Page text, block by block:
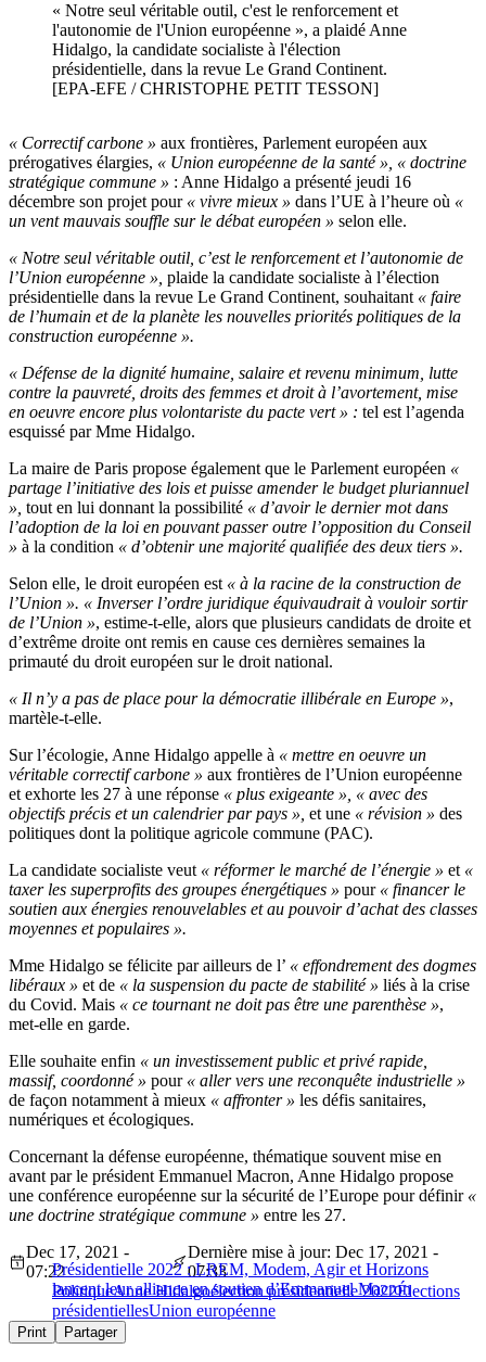
« Notre seul véritable outil, c'est le renforcement et
l'autonomie de l'Union européenne », a plaidé Anne
Hidalgo, la candidate socialiste à l'élection
présidentielle, dans la revue Le Grand Continent.
[EPA-EFE / CHRISTOPHE PETIT TESSON]
« Correctif carbone » aux frontières, Parlement européen aux
prérogatives élargies, « Union européenne de la santé », « doctrine
stratégique commune » : Anne Hidalgo a présenté jeudi 16
décembre son projet pour« vivre mieux » dans l’UE à l’heure où «
un vent mauvais souffle sur le débat européen » selon elle.
« Notre seul véritable outil, c’est le renforcement et l’autonomie de
l’Union européenne », plaide la candidate socialiste à l’élection
présidentielle dans la revue Le Grand Continent, souhaitant « faire
de l’humain et de la planète les nouvelles priorités politiques de la
construction européenne ».
« Défense de la dignité humaine, salaire et revenu minimum, lutte
contre la pauvreté, droits des femmes et droit à l’avortement, mise
en oeuvre encore plus volontariste du pacte vert » : tel est l’agenda
esquissé par Mme Hidalgo.
La maire de Paris propose également que le Parlement européen «
partage l’initiative des lois et puisse amender le budget pluriannuel
», tout en lui donnant la possibilité « d’avoir le dernier mot dans
l’adoption de la loi en pouvant passer outre l’opposition du Conseil
» à la condition « d’obtenir une majorité qualifiée des deux tiers ».
Selon elle, le droit européen est « à la racine de la construction de
l’Union ». « Inverser l’ordre juridique équivaudrait à vouloir sortir
de l’Union », estime-t-elle, alors que plusieurs candidats de droite et
d’extrême droite ont remis en cause ces dernières semaines la
primauté du droit européen sur le droit national.
« Il n’y a pas de place pour la démocratie illibérale en Europe »,
martèle-t-elle.
Sur l’écologie, Anne Hidalgo appelle à « mettre en oeuvre un
véritable correctif carbone » aux frontières de l’Union européenne
et exhorte les 27 à une réponse « plus exigeante », « avec des
objectifs précis et un calendrier par pays », et une « révision » des
politiques dont la politique agricole commune (PAC).
La candidate socialiste veut « réformer le marché de l’énergie » et «
taxer les superprofits des groupes énergétiques » pour « financer le
soutien aux énergies renouvelables et au pouvoir d’achat des classes
moyennes et populaires ».
Mme Hidalgo se félicite par ailleurs de l’ « effondrement des dogmes
libéraux » et de « la suspension du pacte de stabilité » liés à la crise
du Covid. Mais « ce tournant ne doit pas être une parenthèse »,
met-elle en garde.
Elle souhaite enfin « un investissement public et privé rapide,
massif, coordonné » pour « aller vers une reconquête industrielle »
de façon notamment à mieux « affronter » les défis sanitaires,
numériques et écologiques.
Concernant la défense européenne, thématique souvent mise en
avant par le président Emmanuel Macron, Anne Hidalgo propose
une conférence européenne sur la sécurité de l’Europe pour définir «
une doctrine stratégique commune » entre les 27.
Présidentielle 2022 : LREM, Modem, Agir et Horizons
lancent leur alliance en soutien d’Emmanuel Macron
Dec 17, 2021 -
07:22
Dernière mise à jour: Dec 17, 2021 -
07:33
PolitiqueAnne Hidalgoélection présidentielle 2022Élections
présidentiellesUnion européenne
Print Partager